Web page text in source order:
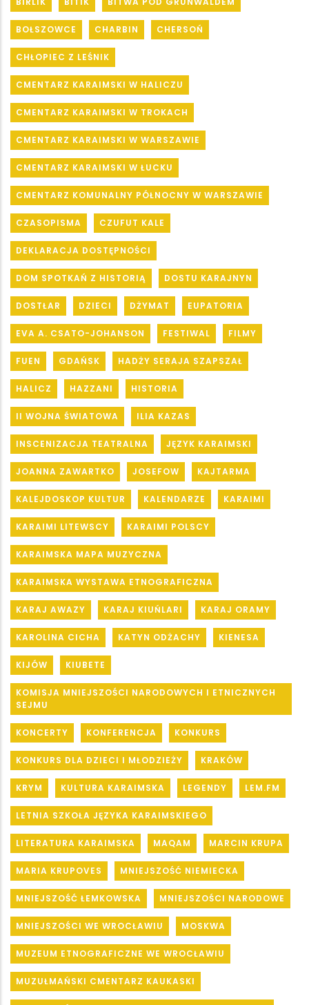
BOŁSZOWCE CHARBIN CHERSOŃ
CHŁOPIEC Z LEŚNIK
CMENTARZ KARAIMSKI W HALICZU
CMENTARZ KARAIMSKI W TROKACH
CMENTARZ KARAIMSKI W WARSZAWIE
CMENTARZ KARAIMSKI W ŁUCKU
CMENTARZ KOMUNALNY PÓŁNOCNY W WARSZAWIE
CZASOPISMA CZUFUT KALE
DEKLARACJA DOSTĘPNOŚCI
DOM SPOTKAŃ Z HISTORIĄ DOSTU KARAJNYN
DOSTŁAR DZIECI DŻYMAT EUPATORIA
EVA A. CSATO-JOHANSON FESTIWAL FILMY
FUEN GDAŃSK HADŻY SERAJA SZAPSZAŁ
HALICZ HAZZANI HISTORIA
II WOJNA ŚWIATOWA ILIA KAZAS
INSCENIZACJA TEATRALNA JĘZYK KARAIMSKI
JOANNA ZAWARTKO JOSEFOW KAJTARMA
KALEJDOSKOP KULTUR KALENDARZE KARAIMI
KARAIMI LITEWSCY KARAIMI POLSCY
KARAIMSKA MAPA MUZYCZNA
KARAIMSKA WYSTAWA ETNOGRAFICZNA
KARAJ AWAZY KARAJ KIUŃLARI KARAJ ORAMY
KAROLINA CICHA KATYN ODŻACHY KIENESA
KIJÓW KIUBETE
KOMISJA MNIEJSZOŚCI NARODOWYCH I ETNICZNYCH
SEJMU
KONCERTY KONFERENCJA KONKURS
KONKURS DLA DZIECI I MŁODZIEŻY KRAKÓW
KRYM KULTURA KARAIMSKA LEGENDY LEM.FM
LETNIA SZKOŁA JĘZYKA KARAIMSKIEGO
LITERATURA KARAIMSKA MAQAM MARCIN KRUPA
MARIA KRUPOVES MNIEJSZOŚĆ NIEMIECKA
MNIEJSZOŚĆ ŁEMKOWSKA MNIEJSZOŚCI NARODOWE
MNIEJSZOŚCI WE WROCŁAWIU MOSKWA
MUZEUM ETNOGRAFICZNE WE WROCŁAWIU
MUZUŁMAŃSKI CMENTARZ KAUKASKI